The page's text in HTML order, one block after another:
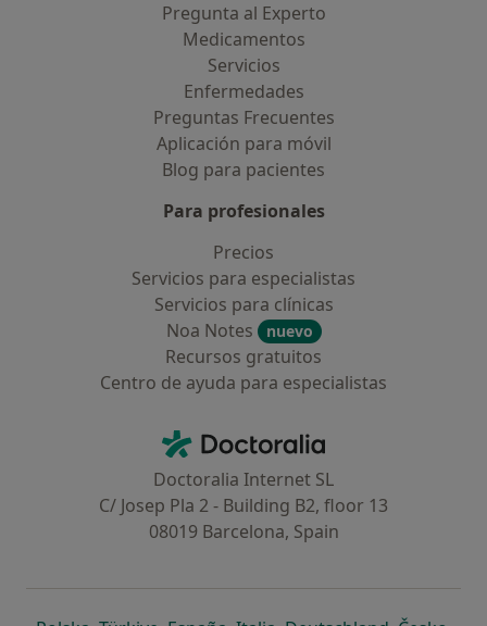
Pregunta al Experto
Medicamentos
Servicios
Enfermedades
Preguntas Frecuentes
Aplicación para móvil
Blog para pacientes
Para profesionales
Precios
Servicios para especialistas
Servicios para clínicas
Noa Notes
nuevo
Recursos gratuitos
Centro de ayuda para especialistas
Doctoralia - Página de inicio
Doctoralia Internet SL
C/ Josep Pla 2 - Building B2, floor 13
08019 Barcelona, Spain